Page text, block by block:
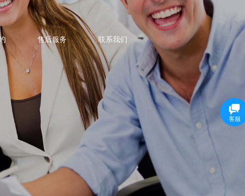
售后服务 联系我们
客服